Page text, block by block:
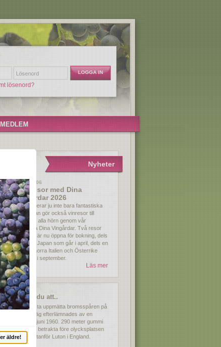
lösenord?
Nyheter
2025-11-06
Nya resor med Dina
Vingårdar 2026
Vi importerar ju inte bara fantastiska
viner, utan gör också vinresor till
världens alla hörn genom vår
resebyrå Dina Vingårdar. Två resor
för 2026 är nu öppna för bokning, dels
resan till Japan som går i april, dels en
resa till norra Italien och Österrike
som går i september.
Läs mer
Visste du att..
De längsta uppmätta bromsspåren på
allmän väg efterlämnades av en
Jaguar i juni 1960. 290 meter gummi
fanns att betrakta före olycksplatsen
på M1, utanför Luton i England.
äldre!